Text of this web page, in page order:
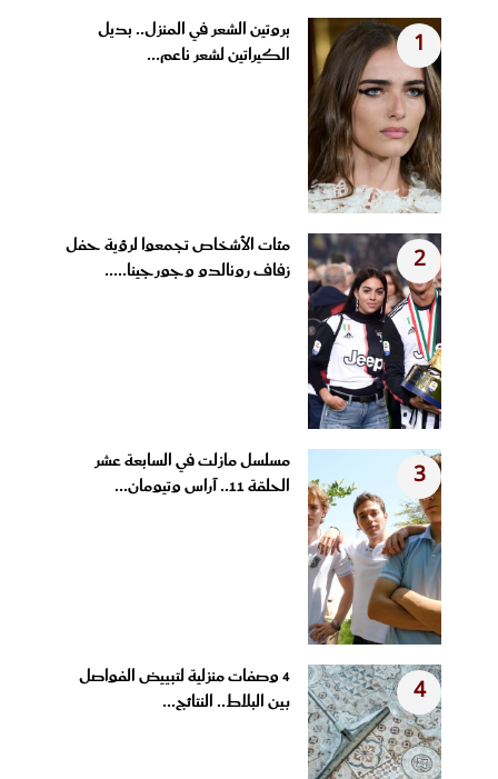
1
بروتين الشعر في المنزل.. بديل
الكيراتين لشعر ناعم...
2
مئات الأشخاص تجمعوا لرؤية حفل
زفاف رونالدو وجورجينا.....
3
مسلسل مازلت في السابعة عشر
الحلقة 11.. آراس وتيومان...
4
4 وصفات منزلية لتبييض الفواصل
بين البلاط.. النتائج...